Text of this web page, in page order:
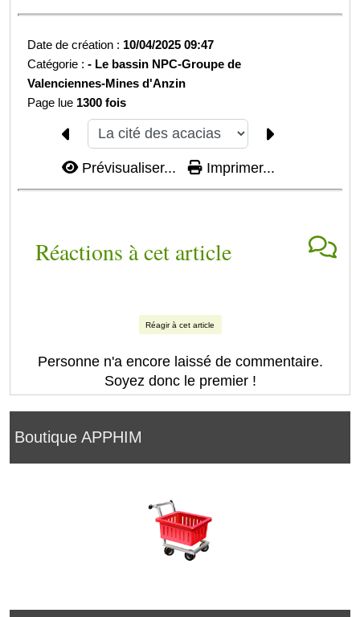
Boutique APPHIM
Date de création : 10/04/2025 09:47
Catégorie :- Le bassin NPC-Groupe de
Valenciennes-Mines d'Anzin
Page lue 1300 fois
Prévisualiser... Imprimer...
Réactions à cet article
Réagir à cet article
Personne n'a encore laissé de commentaire.
Soyez donc le premier !